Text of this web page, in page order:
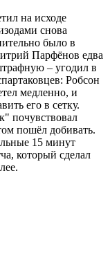
на исходе
снова
было в
Парфёнов едва
– угодил в
Робсон
медленно, и
его в сетку.
почувствовал
пошёл добивать.
15 минут
который сделал